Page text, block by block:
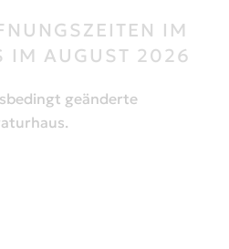
IM
IM AUGUST 2026
geänderte